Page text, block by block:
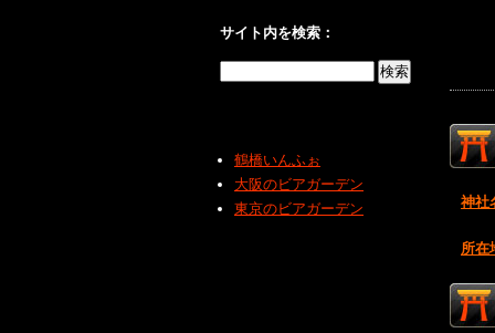
神社
所在
サイト内を検索：
鶴橋いんふぉ
大阪のビアガーデン
東京のビアガーデン